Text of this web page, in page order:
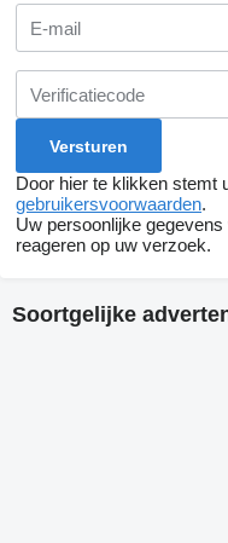
Door hier te klikken stemt
gebruikersvoorwaarden.
Uw persoonlijke
reageren op uw verzoek.
Soortgelijke